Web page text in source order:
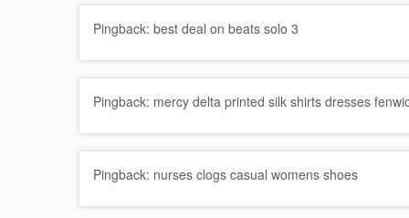
Pingback: best deal on beats solo 3
Pingback: mercy delta printed silk shirts dresses
Pingback: nurses clogs casual womens shoes